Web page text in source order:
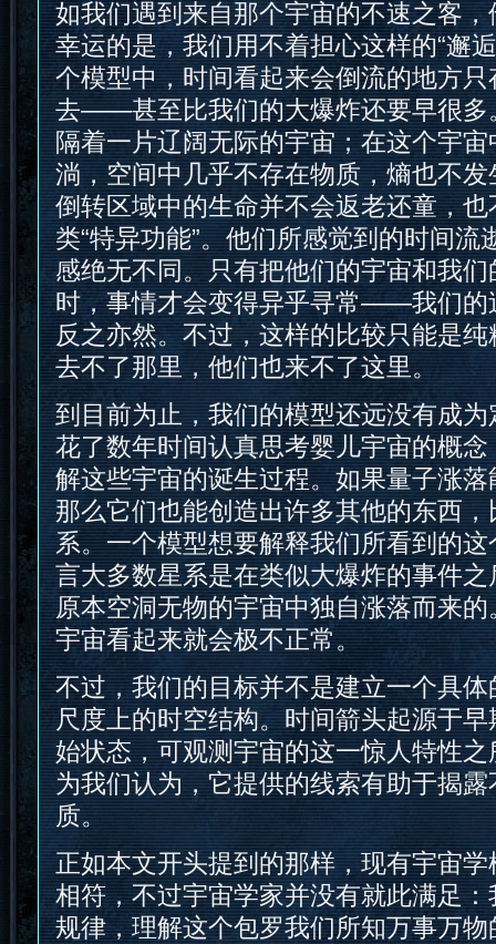
如我们遇到来自那个宇宙的不速之客
幸运的是，我们用不着担心这样的“邂
个模型中，时间看起来会倒流的地方
去——甚至比我们的大爆炸还要早很多
隔着一片辽阔无际的宇宙；在这个宇
淌，空间中几乎不存在物质，熵也不
倒转区域中的生命并不会返老还童，
类“特异功能”。他们所感觉到的时间流
感绝无不同。只有把他们的宇宙和我
时，事情才会变得异乎寻常——我们的
反之亦然。不过，这样的比较只能是
去不了那里，他们也来不了这里。
到目前为止，我们的模型还远没有成
花了数年时间认真思考婴儿宇宙的概
解这些宇宙的诞生过程。如果量子涨
那么它们也能创造出许多其他的东西
系。一个模型想要解释我们所看到的
言大多数星系是在类似大爆炸的事件
原本空洞无物的宇宙中独自涨落而来
宇宙看起来就会极不正常。
不过，我们的目标并不是建立一个具
尺度上的时空结构。时间箭头起源于
始状态，可观测宇宙的这一惊人特性
为我们认为，它提供的线索有助于揭
质。
正如本文开头提到的那样，现有宇宙
相符，不过宇宙学家并没有就此满足
规律，理解这个包罗我们所知万事万